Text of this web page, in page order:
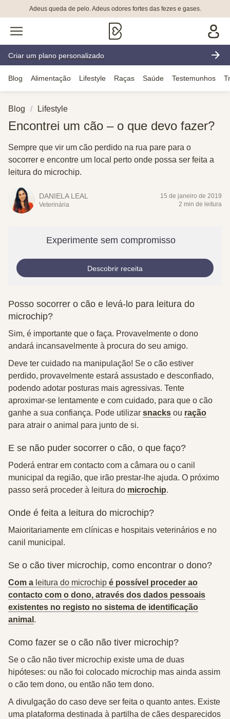
Adeus queda de pelo. Adeus odores fortes das fezes e gases.
Criar um plano personalizado
Blog Alimentação Lifestyle Raças Saúde Testemunhos
Blog Lifestyle
Encontrei um cão – o que devo fazer?
Sempre que vir um cão perdido na rua pare para o
socorrer e encontre um local perto onde possa ser feita a
leitura do microchip.
DANIELA LEAL
Veterinária
15 de janeiro de 2019
2 min de leitura
Experimente sem compromisso
Descobrir receita
Posso socorrer o cão e levá-lo para leitura do
microchip?
Sim, é importante que o faça. Provavelmente o dono
andará incansavelmente à procura do seu amigo.
Deve ter cuidado na manipulação! Se o cão estiver
perdido, provavelmente estará assustado e desconfiado,
podendo adotar posturas mais agressivas. Tente
aproximar-se lentamente e com cuidado, para que o cão
ganhe a sua confiança. Pode utilizar snacks ou ração
para atrair o animal para junto de si.
E se não puder socorrer o cão, o que faço?
Poderá entrar em contacto com a câmara ou o canil
municipal da região, que irão prestar-lhe ajuda. O próximo
passo será proceder à leitura do microchip.
Onde é feita a leitura do microchip?
Maioritariamente em clínicas e hospitais veterinários e no
canil municipal.
Se o cão tiver microchip, como encontrar o dono?
Com a leitura do microchip é possível proceder ao
contacto com o dono, através dos dados pessoais
existentes no registo no sistema de identificação
animal .
Como fazer se o cão não tiver microchip?
Se o cão não tiver microchip existe uma de duas
hipóteses: ou não foi colocado microchip mas ainda assim
o cão tem dono, ou então não tem dono.
A divulgação do caso deve ser feita o quanto antes. Existe
uma plataforma destinada à partilha de cães desparecidos